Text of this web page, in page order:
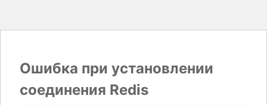
Ошибка при установлении
соединения Redis